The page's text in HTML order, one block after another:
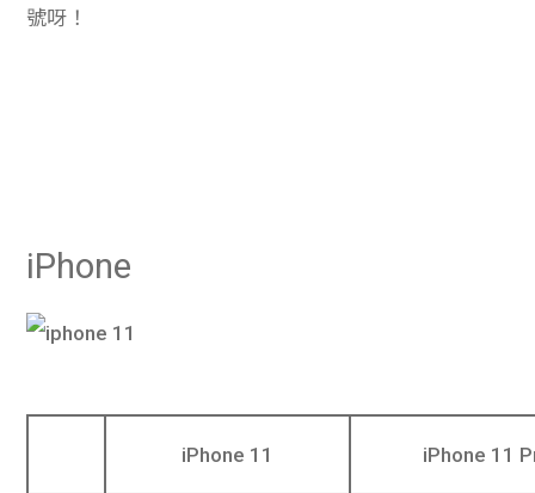
貸款
號呀！
iPhone
iPhone 11 iPhone 11